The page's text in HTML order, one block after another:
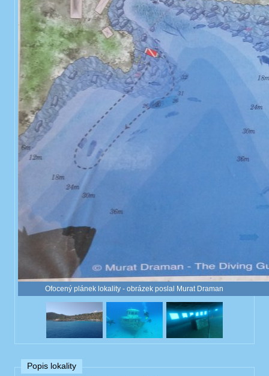
Ofocený plánek lokality - obrázek poslal Murat Draman
Popis lokality